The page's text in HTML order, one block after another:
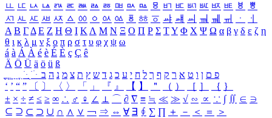
ㅥ ㅦ ㅧ ㅨ ㅩ ㅪ ㅫ ㅬ ㅭ ㅮ ㅯ ㅰ ㅱ ㅲ ㅳ ㅴ ㅵ ㅶ ㅷ ㅸ
ㅹ
ㅺ ㅻ ㅼ ㅽ ㅾ ㅿ ㆀ ㆁ ㆂ ㆃ ㆄ ㆅ ㆆ ㆇ ㆈ ㆉ ㆊ ㆋ ㆌ ㆍ
ㆎ
Α Β ΓΔ Ε Ζ Η Θ Ι ΚΛ Μ Ν Ξ Ο Π Ρ Σ ΤΥ Φ Χ Ψ Ω α β γ δ ε ζ η
θ ι κ λ μ ν ξ ο π ρ σ τ υ φ χ ψ ω
á à Á À é è É È ç Ç ê
Ä Ö Ü ä ö ü ß
ִֶֹ ֻּ ׁׂ פ ם ן ו ט א ר ק ף ך ל ח י ע כ ג ד ש ץ ת צ מ נ ה ב
‘ ’ “ ” 〔 〕 〈 〉 「 」 『 』 【 】 ＂ （ ） ［ ］ ｛ ｝
± × ÷ ≠ ≤ ≥ ∞ ∴ ♂ ♀ ∠ ⊥ ⌒ ∂ ∇ ≡ ≒ ≪ ≫ √ ∽ ∝ ∵ ∫ ∬ ∈ ∋
⊆ ⊇ ⊂ ⊃ ∪ ∩ ∧ ∨ ￢ ⇒ ⇔ ∀ ∃ ∮ ∑ ∏ ＋ － ＜ ＝
＞